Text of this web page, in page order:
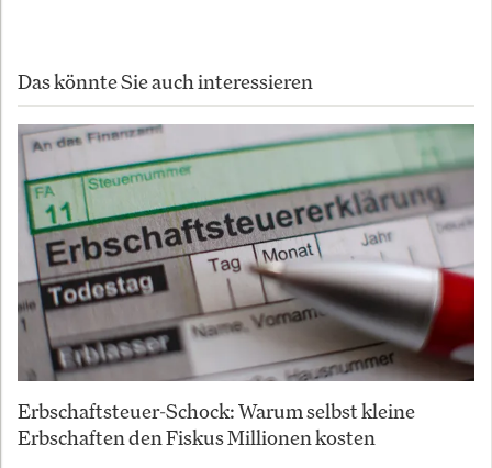
Das könnte Sie auch interessieren
Erbschaftsteuer-Schock: Warum selbst kleine
Erbschaften den Fiskus Millionen kosten